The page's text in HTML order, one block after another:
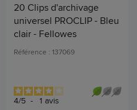
20 Clips d'archivage
universel PROCLIP - Bleu
clair - Fellowes
Référence : 137069
4/5 - 1 avis